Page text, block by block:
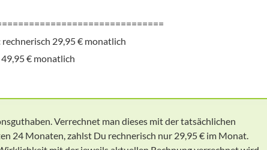
rechnerisch 29,95 € monatlich
49,95 € monatlich
Verrechnet man dieses mit der tatsächlichen
24 Monaten, zahlst Du rechnerisch nur 29,95 € im Monat.